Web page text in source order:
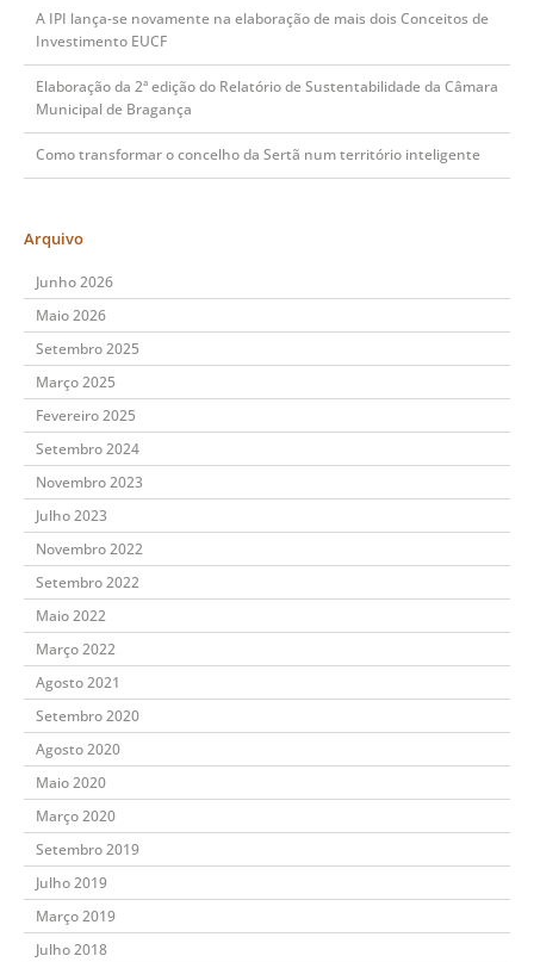
A IPI lança-se novamente na elaboração de mais dois Conceitos de
Investimento EUCF
Elaboração da 2ª edição do Relatório de Sustentabilidade da Câmara
Municipal de Bragança
Como transformar o concelho da Sertã num território inteligente
Arquivo
Junho 2026
Maio 2026
Setembro 2025
Março 2025
Fevereiro 2025
Setembro 2024
Novembro 2023
Julho 2023
Novembro 2022
Setembro 2022
Maio 2022
Março 2022
Agosto 2021
Setembro 2020
Agosto 2020
Maio 2020
Março 2020
Setembro 2019
Julho 2019
Março 2019
Julho 2018